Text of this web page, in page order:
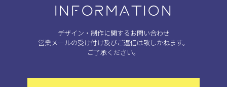
INFORMATION
デザイン・制作に関するお問い合わせ
営業メールの受け付け及びご返信は致しかねます。
ご了承ください。